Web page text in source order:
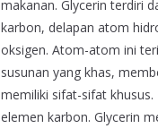
makanan. Glycerin terdiri
karbon, delapan atom
oksigen. Atom-atom ini
susunan yang khas,
memiliki sifat-sifat
elemen karbon. Glycerin